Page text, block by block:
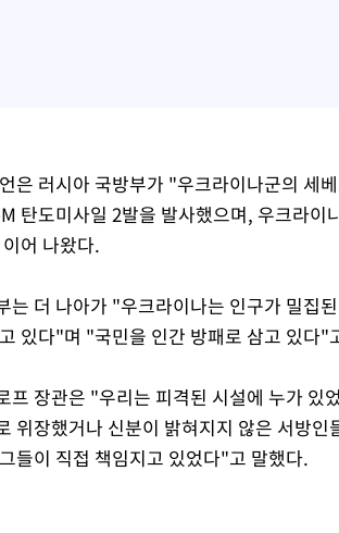
은 러시아 국방부가 "우크라이나군의 세
탄도미사일 2발을 발사했으며, 우크라
어 나왔다.
는 더 나아가 "우크라이나는 인구가 밀집
있다"며 "국민을 인간 방패로 삼고 있다"
프 장관은 "우리는 피격된 시설에 누가 있
위장했거나 신분이 밝혀지지 않은 서방
들이 직접 책임지고 있었다"고 말했다.